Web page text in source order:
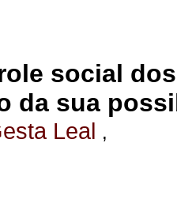
social
da sua
Leal ,